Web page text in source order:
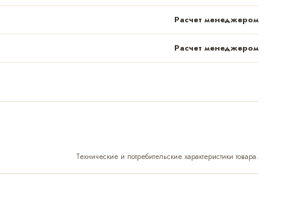
Расчет менеджером
Расчет менеджером
Технические и потребительские характеристики товара.